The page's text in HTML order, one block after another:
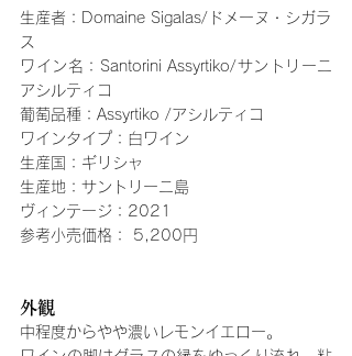
生産者：Domaine Sigalas/ドメーヌ・シガラ
ス
ワイン名：Santorini Assyrtiko/サントリーニ
アシルティコ
葡萄品種：Assyrtiko /アシルティコ
ワインタイプ：白ワイン
生産国：ギリシャ
生産地：サントリーニ島
ヴィンテージ：2021
参考小売価格： 5,200円
外観
中程度からやや濃いレモンイエロー。